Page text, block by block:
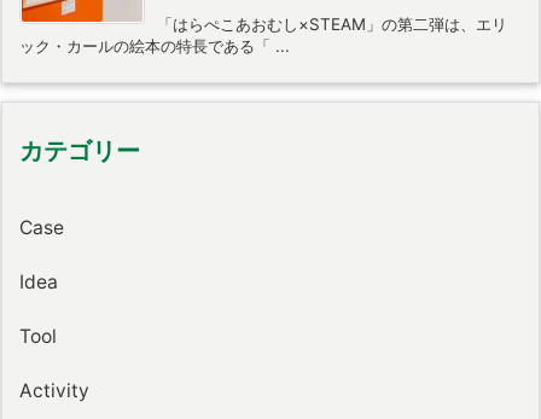
「はらぺこあおむし×STEAM」の第二弾は、エリ
ック・カールの絵本の特長である「 ...
カテゴリー
Case
Idea
Tool
Activity